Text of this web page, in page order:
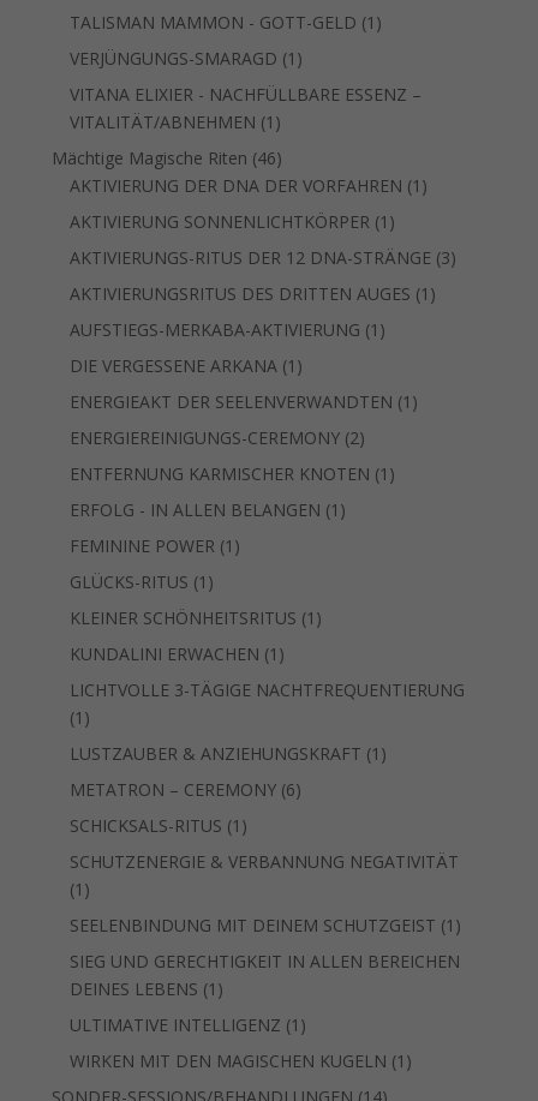
Produkt
TALISMAN MAMMON - GOTT-GELD 1 1
VERJÜNGUNGS-SMARAGD 1 1
Produkt
VITANA ELIXIER - NACHFÜLLBARE ESSENZ –
VITALITÄT/ABNEHMEN 1 1
Produkt
Mächtige Magische Riten 4646
Produkte
AKTIVIERUNG DER DNA DER VORFAHREN 1 1
AKTIVIERUNG SONNENLICHTKÖRPER 1 1
Produkt
AKTIVIERUNGS-RITUS DER 12 DNA-STRÄNGE 33
AKTIVIERUNGSRITUS DES DRITTEN AUGES 1 1
AUFSTIEGS-MERKABA-AKTIVIERUNG 1 1
DIE VERGESSENE ARKANA 1 1
Produkt
ENERGIEAKT DER SEELENVERWANDTEN 1 1
ENERGIEREINIGUNGS-CEREMONY 22
Produkte
ENTFERNUNG KARMISCHER KNOTEN 1 1
ERFOLG - IN ALLEN BELANGEN 1 1
FEMININE POWER 1 1
GLÜCKS-RITUS 1 1
Produkt
KLEINER SCHÖNHEITSRITUS 1 1
KUNDALINI ERWACHEN 1 1
Produkt
LICHTVOLLE 3-TÄGIGE NACHTFREQUENTIERUNG
1 1
Produkt
LUSTZAUBER & ANZIEHUNGSKRAFT 1 1
METATRON – CEREMONY 66
SCHICKSALS-RITUS 1 1
Produkt
SCHUTZENERGIE & VERBANNUNG NEGATIVITÄT
1 1
Produkt
SEELENBINDUNG MIT DEINEM SCHUTZGEIST 1 1
Produkt
SIEG UND GERECHTIGKEIT IN ALLEN BEREICHEN
DEINES LEBENS 1 1
Produkt
ULTIMATIVE INTELLIGENZ 1 1
Produkt
WIRKEN MIT DEN MAGISCHEN KUGELN 1 1
14